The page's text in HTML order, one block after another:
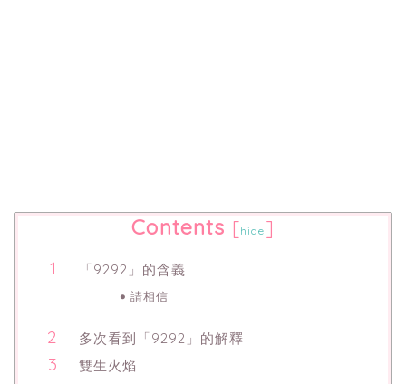
Contents [hide ]
「9292」的含義
請相信
多次看到「9292」的解釋
雙生火焰